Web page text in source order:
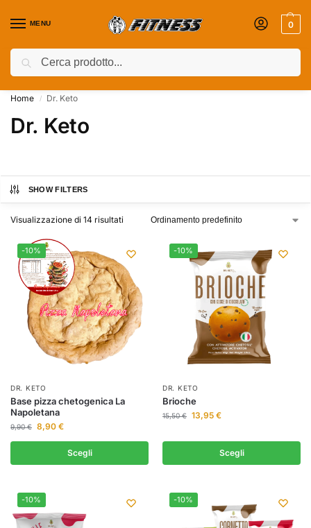
MENU 0
Coupon attivi ⚡ Aggiungili nel Carrello!
Home / Dr. Keto
Dr. Keto
SHOW FILTERS
Visualizzazione di 14 risultati
-10%
DR. KETO
Base pizza chetogenica La
Napoletana
9,90€ 8,90 €
Scegli
-10%
DR. KETO
Brioche
15,50€ 13,95 €
Scegli
-10% -10%